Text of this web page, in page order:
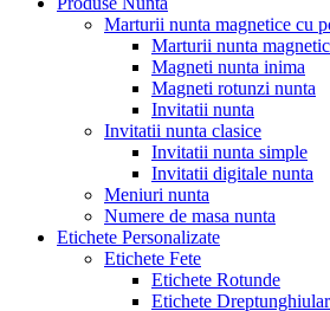
Marturii nunta magnetice cu
Marturii nunta
Magneti nunta inima
Magneti rotunzi nunta
Invitatii nunta
Invitatii nunta clasice
Invitatii nunta simple
Invitatii digitale nunta
Meniuri nunta
Numere de masa nunta
Etichete Personalizate
Etichete Fete
Etichete Rotunde
Etichete